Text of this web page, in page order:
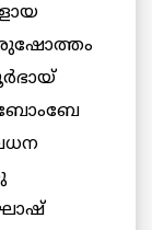
‘ബോംബേ